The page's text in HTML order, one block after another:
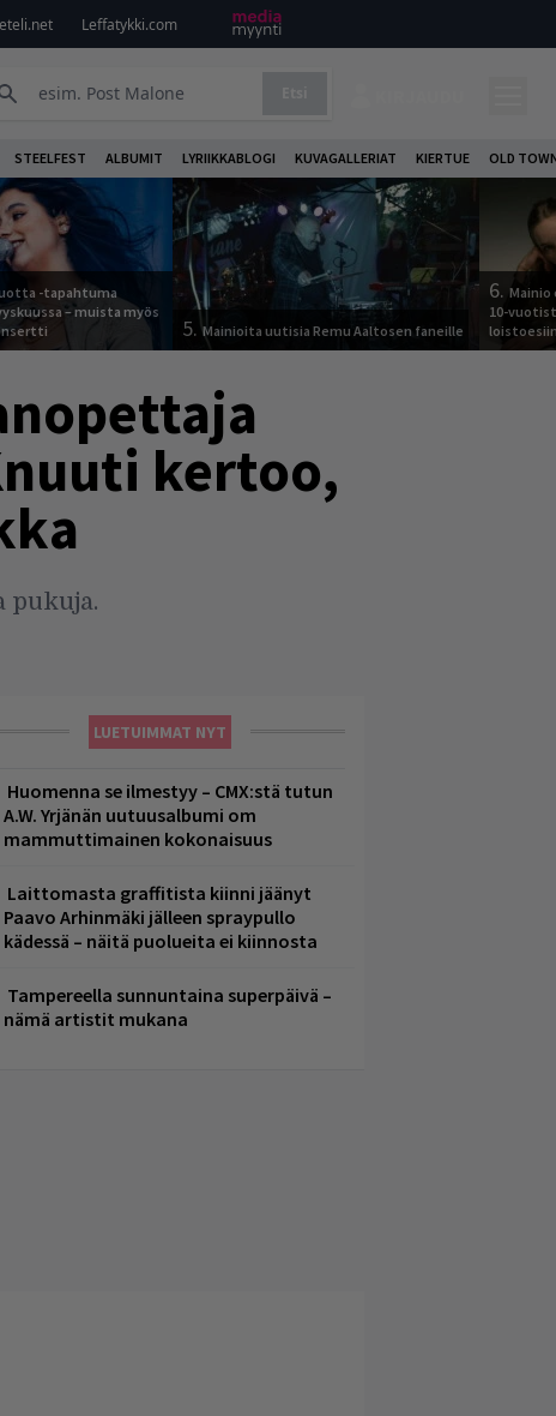
Leffatykki.com
STEELFEST ALBUMIT LYRIIKKABLOGI KUVAGALLERIAT KIERTUE OLD
-tapahtuma
– muista myös
5.Mainioita uutisia Remu Aaltosen faneille
6.
10-
kertoo,
pukuja.
LUETUIMMAT NYT
Huomenna se ilmestyy – CMX:stä tutun
A.W. Yrjänän uutuusalbumi om
mammuttimainen kokonaisuus
Laittomasta graffitista kiinni jäänyt
Paavo Arhinmäki jälleen spraypullo
kädessä – näitä puolueita ei kiinnosta
Tampereella sunnuntaina superpäivä –
nämä artistit mukana